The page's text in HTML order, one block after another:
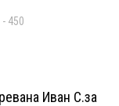
450
Иван С.за